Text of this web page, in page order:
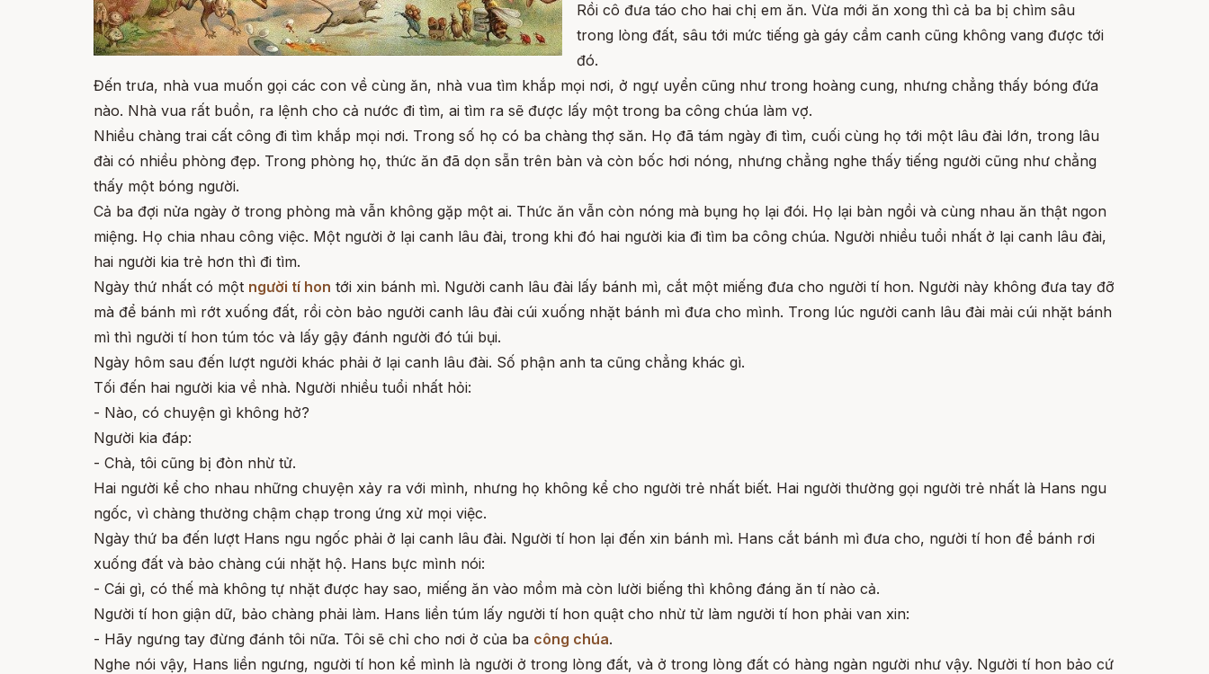
Rồi cô đưa táo cho hai chị em ăn. Vừa mới ăn xong thì cả ba bị chìm sâu
trong lòng đất, sâu tới mức tiếng gà gáy cầm canh cũng không vang được tới
đó.
Đến trưa, nhà vua muốn gọi các con về cùng ăn, nhà vua tìm khắp mọi nơi, ở ngự uyển cũng như trong hoàng cung, nhưng chẳng thấy bóng đứa
nào. Nhà vua rất buồn, ra lệnh cho cả nước đi tìm, ai tìm ra sẽ được lấy một trong ba công chúa làm vợ.
Nhiều chàng trai cất công đi tìm khắp mọi nơi. Trong số họ có ba chàng thợ săn. Họ đã tám ngày đi tìm, cuối cùng họ tới một lâu đài lớn, trong lâu
đài có nhiều phòng đẹp. Trong phòng họ, thức ăn đã dọn sẵn trên bàn và còn bốc hơi nóng, nhưng chẳng nghe thấy tiếng người cũng như chẳng
thấy một bóng người.
Cả ba đợi nửa ngày ở trong phòng mà vẫn không gặp một ai. Thức ăn vẫn còn nóng mà bụng họ lại đói. Họ lại bàn ngồi và cùng nhau ăn thật ngon
miệng. Họ chia nhau công việc. Một người ở lại canh lâu đài, trong khi đó hai người kia đi tìm ba công chúa. Người nhiều tuổi nhất ở lại canh lâu đài,
hai người kia trẻ hơn thì đi tìm.
Ngày thứ nhất có một người tí hon tới xin bánh mì. Người canh lâu đài lấy bánh mì, cắt một miếng đưa cho người tí hon. Người này không đưa tay đỡ
mà để bánh mì rớt xuống đất, rồi còn bảo người canh lâu đài cúi xuống nhặt bánh mì đưa cho mình. Trong lúc người canh lâu đài mải cúi nhặt bánh
mì thì người tí hon túm tóc và lấy gậy đánh người đó túi bụi.
Ngày hôm sau đến lượt người khác phải ở lại canh lâu đài. Số phận anh ta cũng chẳng khác gì.
Tối đến hai người kia về nhà. Người nhiều tuổi nhất hỏi:
- Nào, có chuyện gì không hở?
Người kia đáp:
- Chà, tôi cũng bị đòn nhừ tử.
Hai người kể cho nhau những chuyện xảy ra với mình, nhưng họ không kể cho người trẻ nhất biết. Hai người thường gọi người trẻ nhất là Hans ngu
ngốc, vì chàng thường chậm chạp trong ứng xử mọi việc.
Ngày thứ ba đến lượt Hans ngu ngốc phải ở lại canh lâu đài. Người tí hon lại đến xin bánh mì. Hans cắt bánh mì đưa cho, người tí hon để bánh rơi
xuống đất và bảo chàng cúi nhặt hộ. Hans bực mình nói:
- Cái gì, có thế mà không tự nhặt được hay sao, miếng ăn vào mồm mà còn lười biếng thì không đáng ăn tí nào cả.
Người tí hon giận dữ, bảo chàng phải làm. Hans liền túm lấy người tí hon quật cho nhừ tử làm người tí hon phải van xin:
- Hãy ngưng tay đừng đánh tôi nữa. Tôi sẽ chỉ cho nơi ở của ba công chúa.
Nghe nói vậy, Hans liền ngưng, người tí hon kể mình là người ở trong lòng đất, và ở trong lòng đất có hàng ngàn người như vậy. Người tí hon bảo cứ